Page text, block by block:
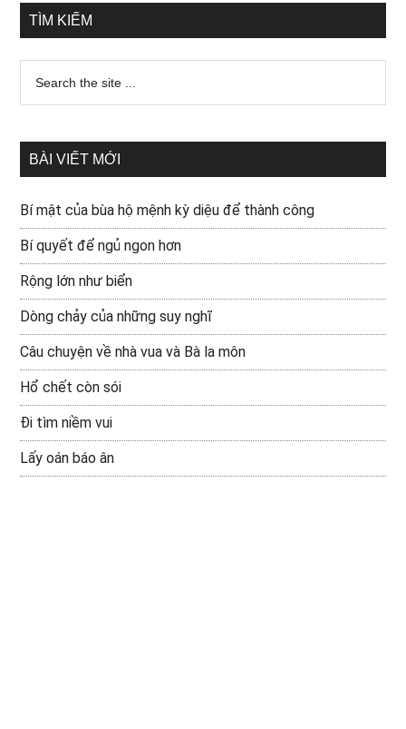
TÌM KIẾM
BÀI VIẾT MỚI
Bí mật của bùa hộ mệnh kỳ diệu để thành công
Bí quyết để ngủ ngon hơn
Rộng lớn như biển
Dòng chảy của những suy nghĩ
Câu chuyện về nhà vua và Bà la môn
Hổ chết còn sói
Đi tìm niềm vui
Lấy oán báo ân